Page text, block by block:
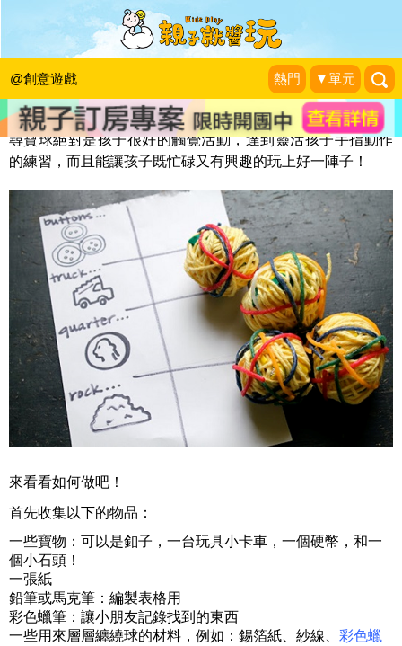
@創意遊戲 熱門 ▼單元
尋寶球
KidsPlay編輯室
尋寶球絕對是孩子很好的觸覺活動，達到靈活孩子手指動作
的練習，而且能讓孩子既忙碌又有興趣的玩上好一陣子！
來看看如何做吧！
首先收集以下的物品：
一些寶物：可以是釦子，一台玩具小卡車，一個硬幣，和一
個小石頭！
一張紙
鉛筆或馬克筆：編製表格用
彩色蠟筆：讓小朋友記錄找到的東西
一些用來層層纏繞球的材料，例如：錫箔紙、紗線、 彩色蠟